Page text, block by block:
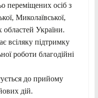
переміщених осіб з
Миколаївської,
областей України.
всіляку підтримку
роботи благодійні
до прийому
дій.